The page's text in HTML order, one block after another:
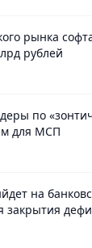
рынка
рублей
по
для МСП
на
закрытия